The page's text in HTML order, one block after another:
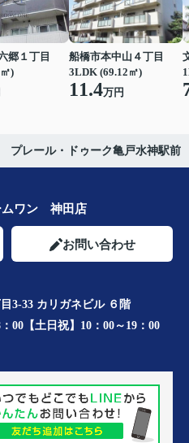
郷１丁目
)
船橋市本中山４丁目
3LDK (69.12㎡)
11.4万円
プレール・ドゥーク亀戸水神駅前
ムワン 神田店
お問い合わせ
3-33 カリガネビル ６階
：00【土日祝】10：00～19：00